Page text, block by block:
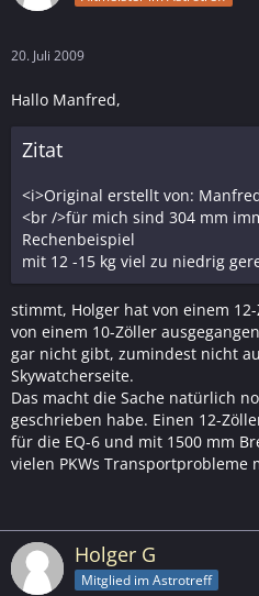
20. Juli 2009
Hallo Manfred,
Zitat
<i>Original erstellt von:
<br />für mich sind 304 mm
Rechenbeispiel
mit 12 -15 kg viel zu niedrig
stimmt, Holger hat von einem
von einem 10-Zöller
gar nicht gibt, zumindest nicht
Skywatcherseite.
Das macht die Sache natürlich
geschrieben habe. Einen 12-
für die EQ-6 und mit 1500 mm
vielen PKWs Transportprobleme
Holger G
Mitglied im Astrotreff